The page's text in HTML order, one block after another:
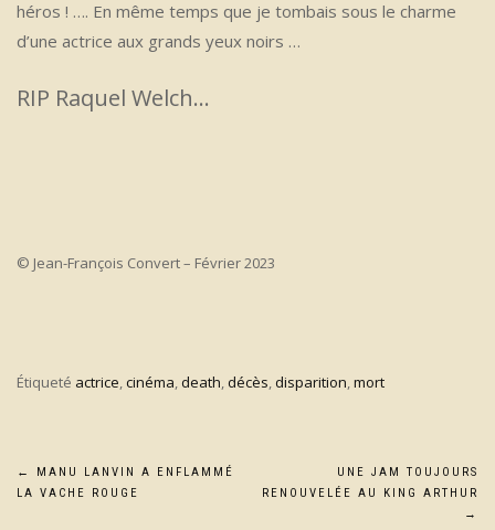
héros ! …. En même temps que je tombais sous le charme
d’une actrice aux grands yeux noirs …
RIP Raquel Welch…
© Jean-François Convert – Février 2023
Étiqueté actrice cinéma death décès disparition mort
Navigation
←
MANU LANVIN A ENFLAMMÉ
LA VACHE ROUGE
UNE JAM TOUJOURS
RENOUVELÉE AU KING ARTHUR
→